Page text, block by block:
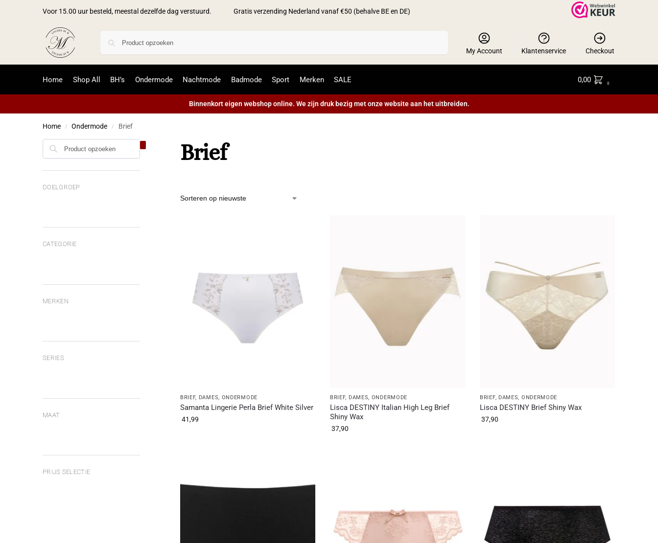
Voor 15.00 uur besteld, meestal dezelfde dag verstuurd. Gratis verzending Nederland vanaf €50 (behalve BE en DE)
My Account Klantenservice Checkout
Home Shop All BH’s Ondermode Nachtmode Badmode Sport Merken SALE 0,00 0
Binnenkort eigen webshop online. We zijn druk bezig met onze website aan het uitbreiden.
Home / Ondermode / Brief
Brief
BRIEF, DAMES, ONDERMODE
Samanta Lingerie Perla Brief White Silver
41,99
BRIEF, DAMES, ONDERMODE
Lisca DESTINY Italian High Leg Brief
Shiny Wax
37,90
BRIEF, DAMES, ONDERMODE
Lisca DESTINY Brief Shiny Wax
37,90
DOELGROEP
CATEGORIE
MERKEN
SERIES
MAAT
PRIJS SELECTIE